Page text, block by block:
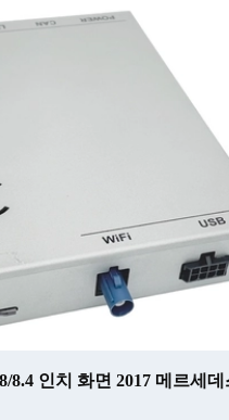
8.4 인치 화면 2017 메르세데